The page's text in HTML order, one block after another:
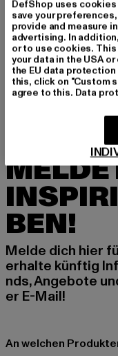
GRÖSSE &
LIEFERUNG &
MELDE
BEN!
Melde dich hier
erhalte künftig
nds, Angebote
er E-Mail!
An welchen
DefShop uses
save your
provide and measure
advertising. In
or to use cookies.
your data in the USA
the EU data
this, click on "Custom
agree to this. Data